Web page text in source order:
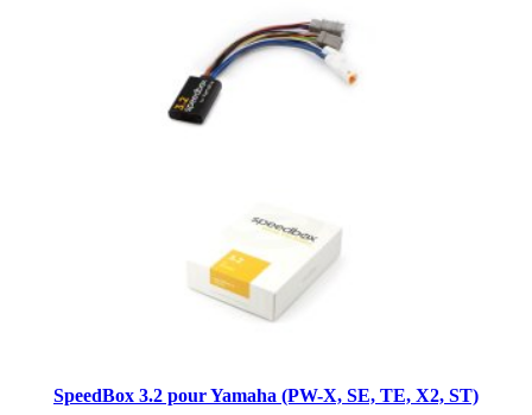
SpeedBox 3.2 pour Yamaha (PW-X, SE, TE, X2, ST)